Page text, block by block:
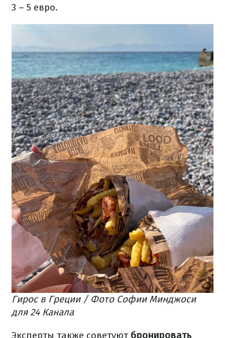
3 – 5 евро.
Гирос в Греции / Фото Софии Минджоси
для 24 Канала
Эксперты также советуют бронировать